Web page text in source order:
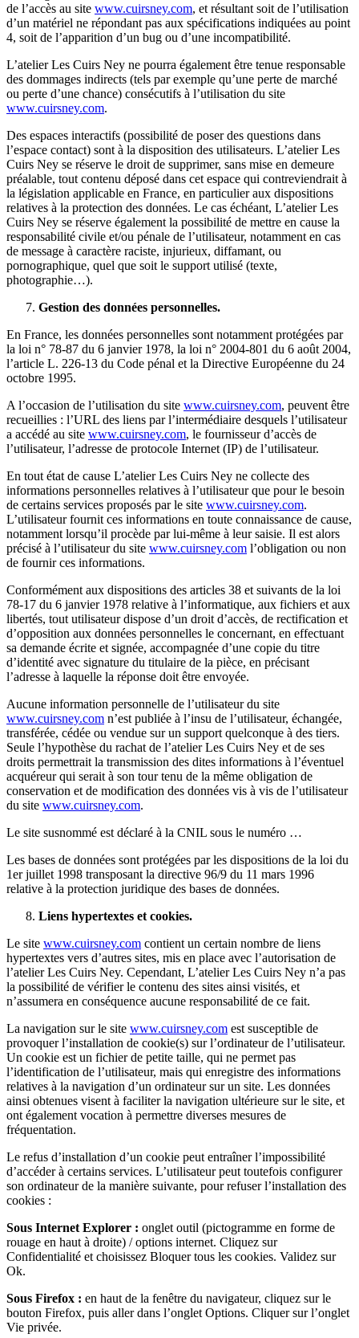
de l’accès au site www.cuirsney.com, et résultant soit de l’utilisation
d’un matériel ne répondant pas aux spécifications indiquées au point
4, soit de l’apparition d’un bug ou d’une incompatibilité.
L’atelier Les Cuirs Ney ne pourra également être tenue responsable
des dommages indirects (tels par exemple qu’une perte de marché
ou perte d’une chance) consécutifs à l’utilisation du site
www.cuirsney.com.
Des espaces interactifs (possibilité de poser des questions dans
l’espace contact) sont à la disposition des utilisateurs. L’atelier Les
Cuirs Ney se réserve le droit de supprimer, sans mise en demeure
préalable, tout contenu déposé dans cet espace qui contreviendrait à
la législation applicable en France, en particulier aux dispositions
relatives à la protection des données. Le cas échéant, L’atelier Les
Cuirs Ney se réserve également la possibilité de mettre en cause la
responsabilité civile et/ou pénale de l’utilisateur, notamment en cas
de message à caractère raciste, injurieux, diffamant, ou
pornographique, quel que soit le support utilisé (texte,
photographie…).
Gestion des données personnelles.
En France, les données personnelles sont notamment protégées par
la loi n° 78-87 du 6 janvier 1978, la loi n° 2004-801 du 6 août 2004,
l’article L. 226-13 du Code pénal et la Directive Européenne du 24
octobre 1995.
A l’occasion de l’utilisation du site www.cuirsney.com, peuvent être
recueillies : l’URL des liens par l’intermédiaire desquels l’utilisateur
a accédé au site www.cuirsney.com, le fournisseur d’accès de
l’utilisateur, l’adresse de protocole Internet (IP) de l’utilisateur.
En tout état de cause L’atelier Les Cuirs Ney ne collecte des
informations personnelles relatives à l’utilisateur que pour le besoin
de certains services proposés par le site www.cuirsney.com.
L’utilisateur fournit ces informations en toute connaissance de cause,
notamment lorsqu’il procède par lui-même à leur saisie. Il est alors
précisé à l’utilisateur du site www.cuirsney.com l’obligation ou non
de fournir ces informations.
Conformément aux dispositions des articles 38 et suivants de la loi
78-17 du 6 janvier 1978 relative à l’informatique, aux fichiers et aux
libertés, tout utilisateur dispose d’un droit d’accès, de rectification et
d’opposition aux données personnelles le concernant, en effectuant
sa demande écrite et signée, accompagnée d’une copie du titre
d’identité avec signature du titulaire de la pièce, en précisant
l’adresse à laquelle la réponse doit être envoyée.
Aucune information personnelle de l’utilisateur du site
www.cuirsney.com n’est publiée à l’insu de l’utilisateur, échangée,
transférée, cédée ou vendue sur un support quelconque à des tiers.
Seule l’hypothèse du rachat de l’atelier Les Cuirs Ney et de ses
droits permettrait la transmission des dites informations à l’éventuel
acquéreur qui serait à son tour tenu de la même obligation de
conservation et de modification des données vis à vis de l’utilisateur
du site www.cuirsney.com.
Le site susnommé est déclaré à la CNIL sous le numéro …
Les bases de données sont protégées par les dispositions de la loi du
1er juillet 1998 transposant la directive 96/9 du 11 mars 1996
relative à la protection juridique des bases de données.
Liens hypertextes et cookies.
Le site www.cuirsney.com contient un certain nombre de liens
hypertextes vers d’autres sites, mis en place avec l’autorisation de
l’atelier Les Cuirs Ney. Cependant, L’atelier Les Cuirs Ney n’a pas
la possibilité de vérifier le contenu des sites ainsi visités, et
n’assumera en conséquence aucune responsabilité de ce fait.
La navigation sur le site www.cuirsney.com est susceptible de
provoquer l’installation de cookie(s) sur l’ordinateur de l’utilisateur.
Un cookie est un fichier de petite taille, qui ne permet pas
l’identification de l’utilisateur, mais qui enregistre des informations
relatives à la navigation d’un ordinateur sur un site. Les données
ainsi obtenues visent à faciliter la navigation ultérieure sur le site, et
ont également vocation à permettre diverses mesures de
fréquentation.
Le refus d’installation d’un cookie peut entraîner l’impossibilité
d’accéder à certains services. L’utilisateur peut toutefois configurer
son ordinateur de la manière suivante, pour refuser l’installation des
cookies :
Sous Internet Explorer : onglet outil (pictogramme en forme de
rouage en haut à droite) / options internet. Cliquez sur
Confidentialité et choisissez Bloquer tous les cookies. Validez sur
Ok.
Sous Firefox : en haut de la fenêtre du navigateur, cliquez sur le
bouton Firefox, puis aller dans l’onglet Options. Cliquer sur l’onglet
Vie privée.